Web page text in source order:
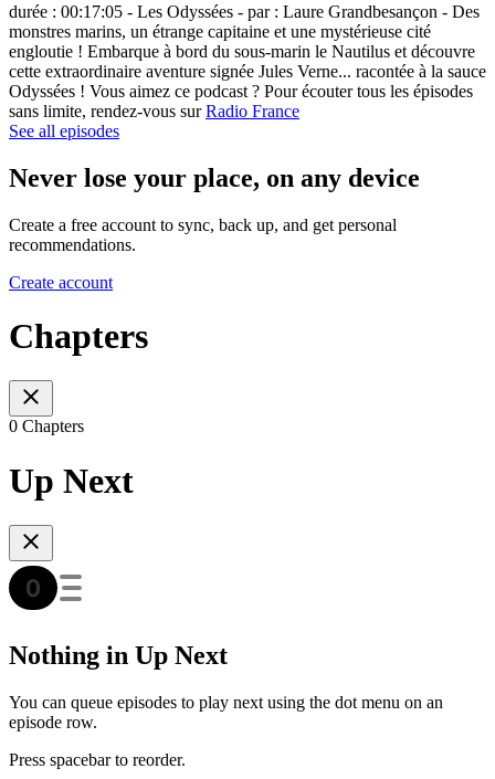
durée : 00:17:05 - Les Odyssées - par : Laure Grandbesançon - Des
monstres marins, un étrange capitaine et une mystérieuse cité
engloutie ! Embarque à bord du sous-marin le Nautilus et découvre
cette extraordinaire aventure signée Jules Verne... racontée à la sauce
Odyssées ! Vous aimez ce podcast ? Pour écouter tous les épisodes
sans limite, rendez-vous surRadio France
See all episodes
Never lose your place, on any device
Create a free account to sync, back up, and get personal
recommendations.
Create account
Chapters
0 Chapters
Up Next
Nothing in Up Next
You can queue episodes to play next using the dot menu on an
episode row.
Press spacebar to reorder.